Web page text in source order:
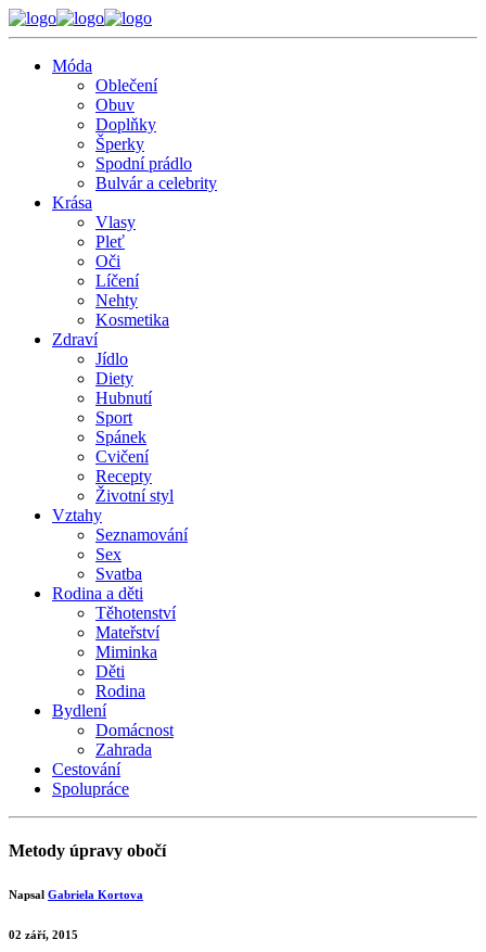
Móda
Oblečení
Obuv
Doplňky
Šperky
Spodní prádlo
Bulvár a celebrity
Krása
Vlasy
Pleť
Oči
Líčení
Nehty
Kosmetika
Zdraví
Jídlo
Diety
Hubnutí
Sport
Spánek
Cvičení
Recepty
Životní styl
Vztahy
Seznamování
Sex
Svatba
Rodina a děti
Těhotenství
Mateřství
Miminka
Děti
Rodina
Bydlení
Domácnost
Zahrada
Cestování
Spolupráce